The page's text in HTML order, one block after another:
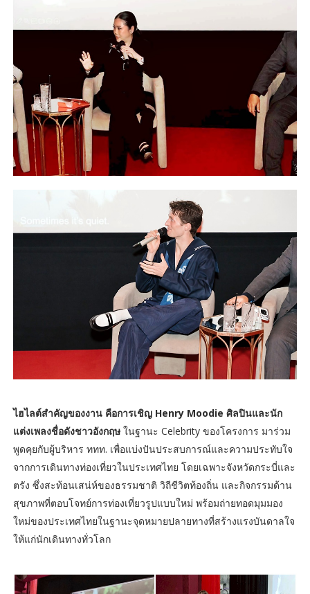
ไฮไลต์สำคัญของงาน คือการเชิญ Henry Moodie ศิลปินและนัก
แต่งเพลงชื่อดังชาวอังกฤษในฐานะ Celebrity ของโครงการ มาร่วม
พูดคุยกับผู้บริหาร ททท. เพื่อแบ่งปันประสบการณ์และความประทับใจ
จากการเดินทางท่องเที่ยวในประเทศไทย โดยเฉพาะจังหวัดกระบี่และ
ตรัง ซึ่งสะท้อนเสน่ห์ของธรรมชาติ วิถีชีวิตท้องถิ่น และกิจกรรมด้าน
สุขภาพที่ตอบโจทย์การท่องเที่ยวรูปแบบใหม่ พร้อมถ่ายทอดมุมมอง
ใหม่ของประเทศไทยในฐานะจุดหมายปลายทางที่สร้างแรงบันดาลใจ
ให้แก่นักเดินทางทั่วโลก